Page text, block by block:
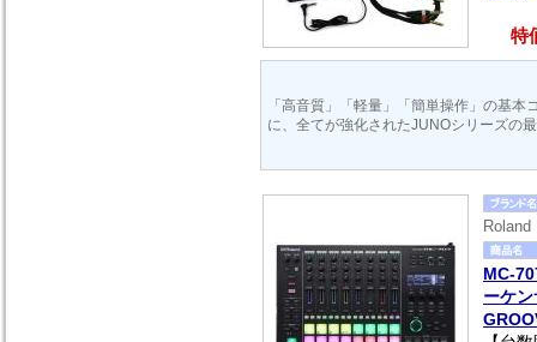
特
「高音質」「軽量」「簡単操作」の基本
に、全てが強化されたJUNOシリーズの
MC-
ーケ